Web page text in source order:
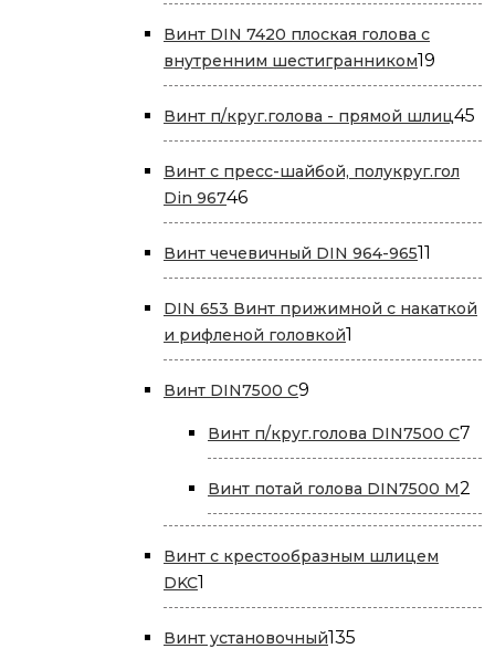
Винт DIN 7420 плоская голова с
внутренним шестигранником19
Винт п/круг.голова - прямой шлиц45
Винт с пресс-шайбой, полукруг.гол
Din 9674646
товаров
Винт чечевичный DIN 964-96511
DIN 653 Винт прижимной с накаткой
и рифленой головкой1
товар
Винт DIN7500 С9
Винт п/круг.голова DIN7500 С7
Винт потай голова DIN7500 М2
Винт с крестообразным шлицем
DKC1
товар
Винт установочный135